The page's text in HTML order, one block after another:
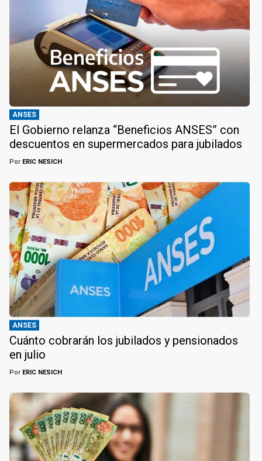
ANSES
El Gobierno relanza “Beneficios ANSES” con
descuentos en supermercados para jubilados
Por ERIC NESICH
ANSES
Cuánto cobrarán los jubilados y pensionados
en julio
Por ERIC NESICH